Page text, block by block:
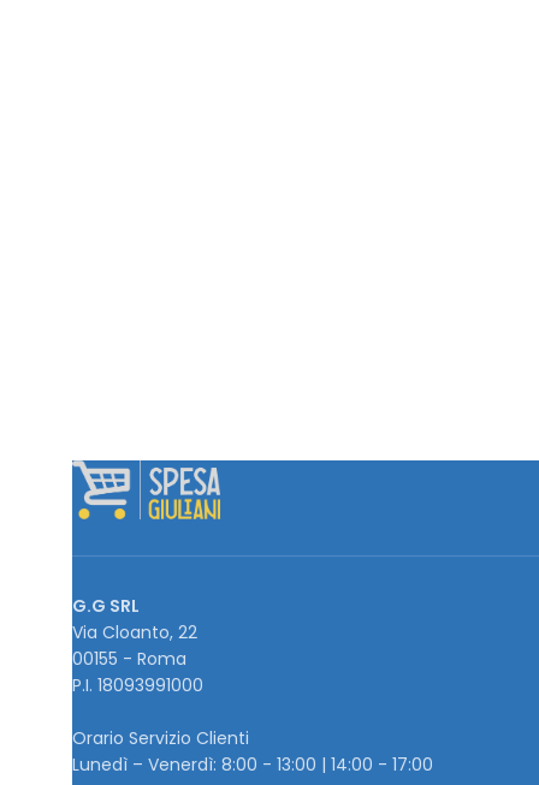
G.G SRL
Via Cloanto, 22
00155 - Roma
P.I. ‭18093991000
Orario Servizio Clienti
Lunedì – Venerdì: 8:00 - 13:00 | 14:00 - 17:00